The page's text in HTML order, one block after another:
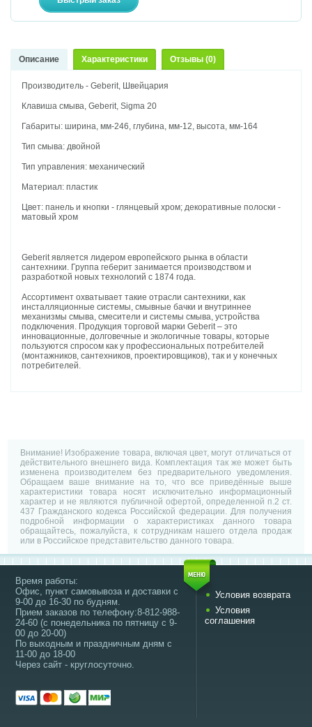
Описание Характеристики Отзывы (0)
Производитель - Geberit, Швейцария
Клавиша смыва, Geberit, Sigma 20
Габариты: ширина, мм-246, глубина, мм-12, высота, мм-164
Тип смыва: двойной
Тип управления: механический
Материал: пластик
Цвет: панель и кнопки - глянцевый хром; декоративные полоски -
матовый хром
Geberit является лидером европейского рынка в области
сантехники. Группа геберит занимается производством и
разработкой новых технологий с 1874 года.
Ассортимент охватывает такие отрасли сантехники, как
инсталляционные системы, смывные бачки и внутриннее
механизмы смыва, смесители и системы смыва, устройства
подключения. Продукция торговой марки Geberit – это
инновационные, долговечные и экологичные товары, которые
пользуются спросом как у профессиональных потребителей
(монтажников, сантехников, проектировщиков), так и у конечных
потребителей.
Внимание! Изображение товара, включая цвет, могут отличаться от
действительного внешнего вида. Комплектация так же может быть
изменена производителем без предварительного уведомления.
Обращаем ваше внимание на то, что все приведённые выше
характеристики товара носят исключительно информационный
характер и не являются публичной офертой, определенной п.2 ст.
437 Гражданского кодекса Российской федерации. Для получения
подробной информации о характеристиках данного товара
обращайтесь, пожалуйста, к сотрудникам нашего отдела продаж
или в Российское представительство данного товара.
Время работы:
Офис, пункт самовывоза и доставки с
9-00 до 16-30 по будням.
Прием заказов по телефону:8-812-988-
24-60 (с понедельника по пятницу с 9-
00 до 20-00)
По выходным и праздничным дням с
11-00 до 18-00
Через сайт - круглосуточно.
Условия возврата
Условия
соглашения